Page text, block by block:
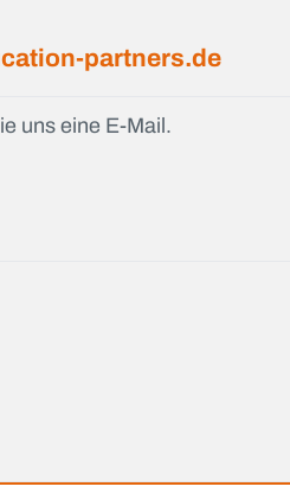
partners.de
uns eine E-Mail.